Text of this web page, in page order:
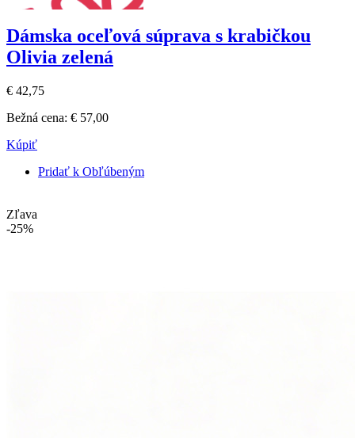
Dámska oceľová súprava s krabičkou
Olivia zelená
€ 42,75
Bežná cena: € 57,00
Kúpiť
Pridať k Obľúbeným
Zľava
-25%